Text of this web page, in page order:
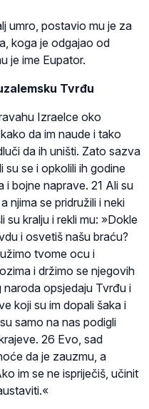
umro, postavio mu je za
koga je odgajao od
je ime Eupator.
Tvrđu
Izraelce oko
da im naude i tako
da ih uništi. Zato sazva
se i opkolili ih godine
i bojne naprave. 21 Ali su
njima se pridružili i neki
kralju i rekli mu: »Dokle
i osvetiš našu braću?
tvome ocu i
i držimo se njegovih
opsjedaju Tvrđu i
koji su im dopali šaka i
samo na nas podigli
26 Evo, sad
da je zauzmu, a
im se ne ispriječiš, učinit